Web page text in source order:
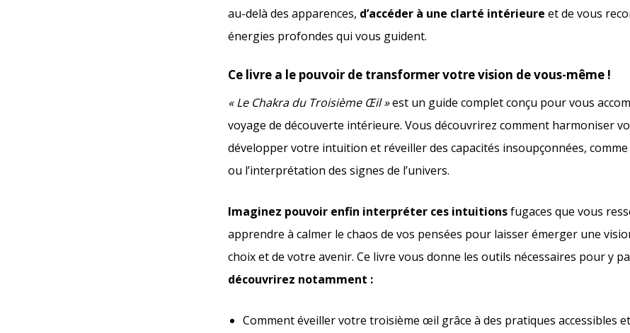
au-delà des apparences, d’accéder à une clarté intérieure et de vous
énergies profondes qui vous guident.
Ce livre a le pouvoir de transformer votre vision de vous-même !
« Le Chakra du Troisième Œil »est un guide complet conçu pour vous
voyage de découverte intérieure. Vous découvrirez comment harmoniser
développer votre intuition et réveiller des capacités insoupçonnées, comme
ou l’interprétation des signes de l’univers.
Imaginez pouvoir enfin interpréter ces intuitionsfugaces que vous
apprendre à calmer le chaos de vos pensées pour laisser émerger une
choix et de votre avenir. Ce livre vous donne les outils nécessaires pour y
découvrirez notamment :
Comment éveiller votre troisième œil grâce à des pratiques accessibles